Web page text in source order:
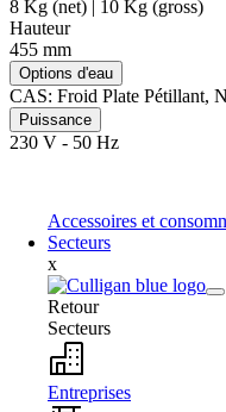
Accessoires et
Secteurs
x
Retour
Secteurs
Entreprises
8 Kg (net) | 10 Kg (gross)
Hauteur
455 mm
Options d'eau
CAS: Froid Plate Pétillant,
Puissance
230 V - 50 Hz